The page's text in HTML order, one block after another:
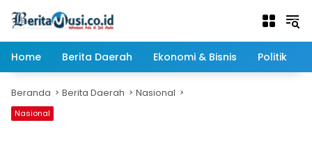
Home
Berita Daerah Ekonomi & Bisnis Politik
Beranda Berita Daerah Nasional
Nasional